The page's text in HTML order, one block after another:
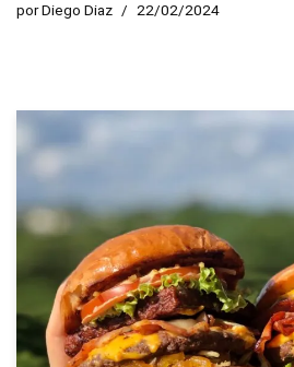
porDiego Diaz 22/02/2024